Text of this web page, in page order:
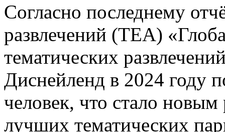
Согласно последнему
развлечений (TEA)
тематических
Диснейленд в 2024 году
человек, что стало
лучших тематических